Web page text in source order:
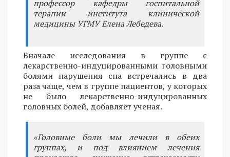
профессор кафедры госпитальной
терапии института клинической
медицины УГМУ Елена Лебедева.
Вначале исследования в группе с
лекарственно-индуцированными головными
болями нарушения сна встречались в два
раза чаще, чем в группе пациентов, у которых
не было лекарственно-индуцированных
головных болей, добавляет ученая.
«Головные боли мы лечили в обеих
группах, и под влиянием лечения